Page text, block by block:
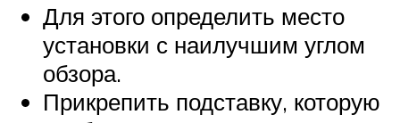
Для этого определить место
установки с наилучшим углом
обзора.
Прикрепить подставку, которую